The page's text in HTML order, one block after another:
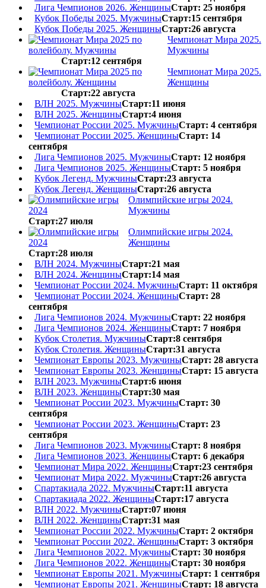
Лига Чемпионов 2026. ЖенщиныСтарт: 25 ноября
Кубок Победы 2025. МужчиныСтарт:15 сентября
Кубок Победы 2025. ЖенщиныСтарт:26 августа
Чемпионат Мира 2025.
Мужчины
Старт:12 сентября
Чемпионат Мира 2025.
Женщины
Старт:22 августа
ВЛН 2025. МужчиныСтарт:11 июня
ВЛН 2025. ЖенщиныСтарт:4 июня
Чемпионат России 2025. МужчиныСтарт: 4 сентября
Чемпионат России 2025. ЖенщиныСтарт: 14
сентября
Лига Чемпионов 2025. МужчиныСтарт: 12 ноября
Лига Чемпионов 2025. ЖенщиныСтарт: 5 ноября
Кубок Легенд. МужчиныСтарт:23 августа
Кубок Легенд. ЖенщиныСтарт:26 августа
Олимпийские игры 2024.
Мужчины
Старт:27 июля
Олимпийские игры 2024.
Женщины
Старт:28 июля
ВЛН 2024. МужчиныСтарт:21 мая
ВЛН 2024. ЖенщиныСтарт:14 мая
Чемпионат России 2024. МужчиныСтарт: 11 октября
Чемпионат России 2024. ЖенщиныСтарт: 28
сентября
Лига Чемпионов 2024. МужчиныСтарт: 22 ноября
Лига Чемпионов 2024. ЖенщиныСтарт: 7 ноября
Кубок Столетия. МужчиныСтарт:8 сентября
Кубок Столетия. ЖенщиныСтарт:31 августа
Чемпионат Европы 2023. МужчиныСтарт: 28 августа
Чемпионат Европы 2023. ЖенщиныСтарт: 15 августа
ВЛН 2023. МужчиныСтарт:6 июня
ВЛН 2023. ЖенщиныСтарт:30 мая
Чемпионат России 2023. МужчиныСтарт: 30
сентября
Чемпионат России 2023. ЖенщиныСтарт: 23
сентября
Лига Чемпионов 2023. МужчиныСтарт: 8 ноября
Лига Чемпионов 2023. ЖенщиныСтарт: 6 декабря
Чемпионат Мира 2022. ЖенщиныСтарт:23 сентября
Чемпионат Мира 2022. МужчиныСтарт:26 августа
Спартакиада 2022. МужчиныСтарт:11 августа
Спартакиада 2022. ЖенщиныСтарт:17 августа
ВЛН 2022. МужчиныСтарт:07 июня
ВЛН 2022. ЖенщиныСтарт:31 мая
Чемпионат России 2022. МужчиныСтарт: 2 октября
Чемпионат России 2022. ЖенщиныСтарт: 3 октября
Лига Чемпионов 2022. МужчиныСтарт: 30 ноября
Лига Чемпионов 2022. ЖенщиныСтарт: 30 ноября
Чемпионат Европы 2021. МужчиныСтарт: 1 сентября
Чемпионат Европы 2021. ЖенщиныСтарт: 18 августа